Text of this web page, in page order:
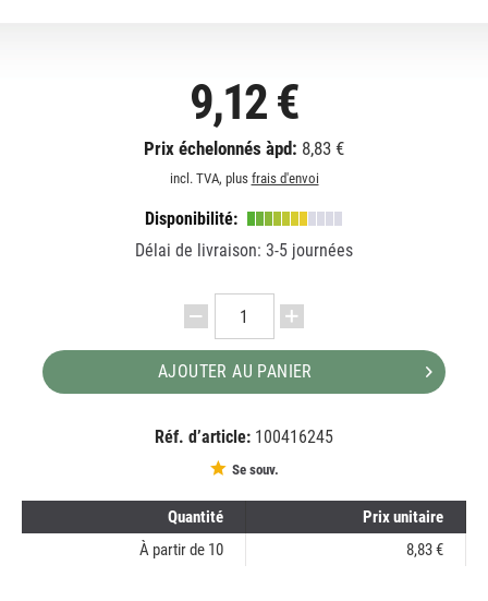
9,12 €
Prix échelonnés àpd: 8,83 €
incl. TVA, plus frais d'envoi
Disponibilité:
Délai de livraison: 3-5 journées
AJOUTER AU PANIER
Réf. d’article: 100416245
Se souv.
Quantité
Prix unitaire
À partir de 10 8,83 €